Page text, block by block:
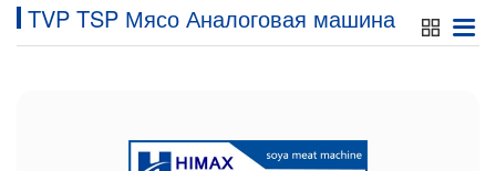
TVP TSP Мясо Аналоговая машина